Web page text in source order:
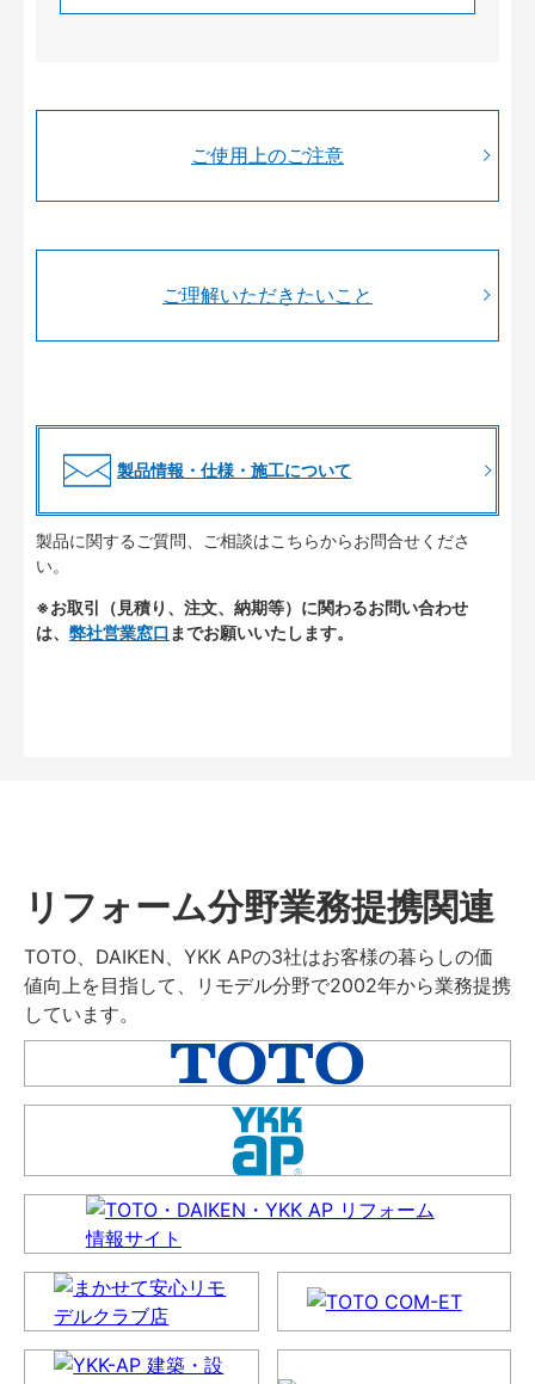
ご使用上のご注意
ご理解いただきたいこと
製品情報・仕様・施工について
製品に関するご質問、ご相談はこちらからお問合せくださ
い。
※お取引（見積り、注文、納期等）に関わるお問い合わせ
は、 弊社営業窓口 までお願いいたします。
リフォーム分野業務提携関連
TOTO、DAIKEN、YKK APの3社はお客様の暮らしの価
値向上を目指して、リモデル分野で2002年から業務提携
しています。